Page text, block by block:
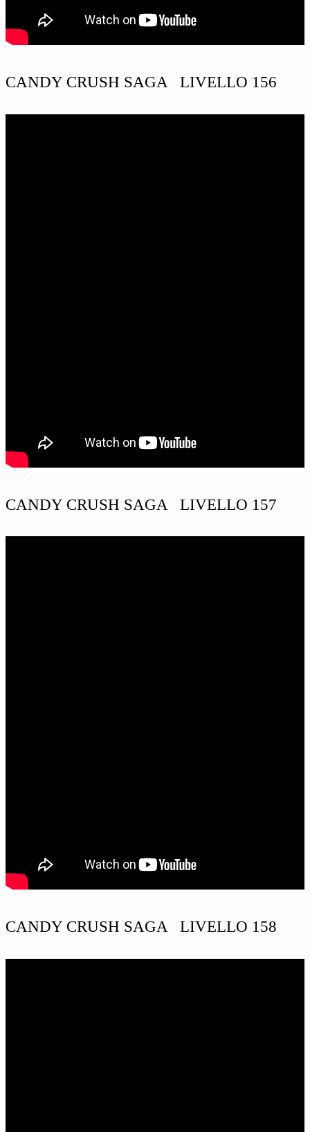
CANDY CRUSH SAGA LIVELLO 156
CANDY CRUSH SAGA LIVELLO 157
CANDY CRUSH SAGA LIVELLO 158